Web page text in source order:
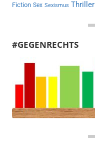
Fiction Sex Sexismus Thriller
#GEGENRECHTS